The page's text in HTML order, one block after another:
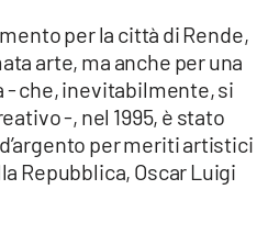
per la città di Rende,
arte, ma anche per una
che, inevitabilmente, si
-, nel 1995, è stato
per meriti artistici
Repubblica, Oscar Luigi